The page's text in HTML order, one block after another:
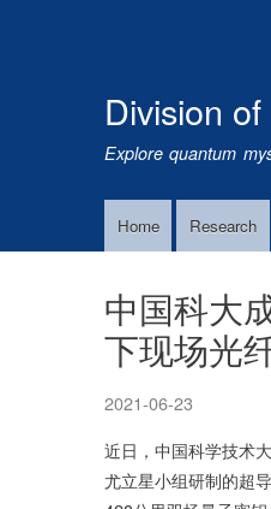
Division
Explore quantum
MainHome Research
中国科大
下现场光
2021-06-23
近日，中国科学技术
尤立星小组研制的超